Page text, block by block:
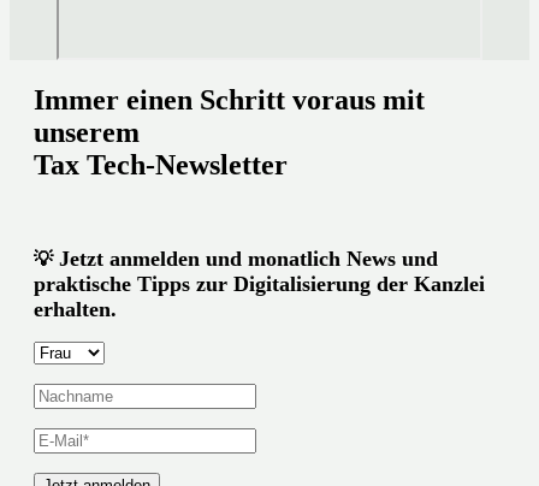
Immer einen Schritt voraus mit
unserem
Tax Tech-Newsletter
💡Jetzt anmelden und monatlich News und
praktische Tipps zur Digitalisierung der Kanzlei
erhalten.